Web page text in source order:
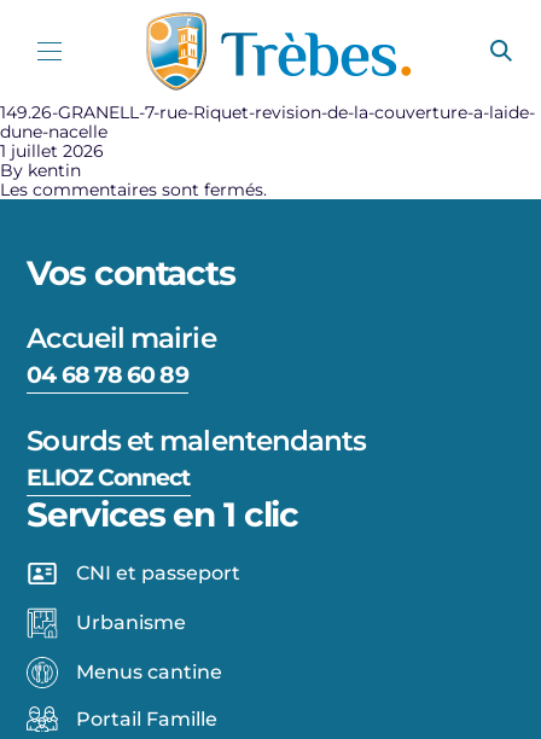
149.26-GRANELL-7-rue-Riquet-revision-de-la-couverture-a-laide-
dune-nacelle
1 juillet 2026
By kentin
Les commentaires sont fermés.
Vos contacts
Accueil mairie
04 68 78 60 89
Sourds et malentendants
ELIOZ Connect
Services en 1 clic
CNI et passeport
Urbanisme
Menus cantine
Portail Famille